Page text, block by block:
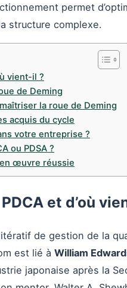
permet
structure complexe.
vient-il ?
de Deming
la roue de Deming
acquis du cycle
votre entreprise ?
ou PDSA ?
œuvre réussie
et d’où
de gestion de la
est lié à William
japonaise après la